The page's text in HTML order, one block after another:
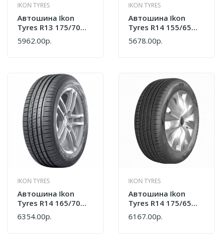
IKON TYRES
Автошина Ikon
Tyres R13 175/70
Autograph Eco 3 82T
Лето T731442
5962.00р.
IKON TYRES
Автошина Ikon
Tyres R14 155/65
Autograph Eco 3 75T
Лето T731444
5678.00р.
IKON TYRES
Автошина Ikon
Tyres R14 165/70
Autograph Eco 3 81T
Лето T731447
6354.00р.
IKON TYRES
Автошина Ikon
Tyres R14 175/65
Autograph Eco 3 86T
XL Лето T731445
6167.00р.